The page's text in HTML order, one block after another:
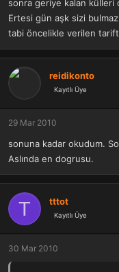
sonra geriye kalan külleri
Ertesi gün aşk sizi
tabi öncelikle verilen
reidikonto
Kayıtlı Üye
29 Mar 2010
sonuna kadar okudum.
Aslında en dogrusu.
T tttot
Kayıtlı Üye
30 Mar 2010